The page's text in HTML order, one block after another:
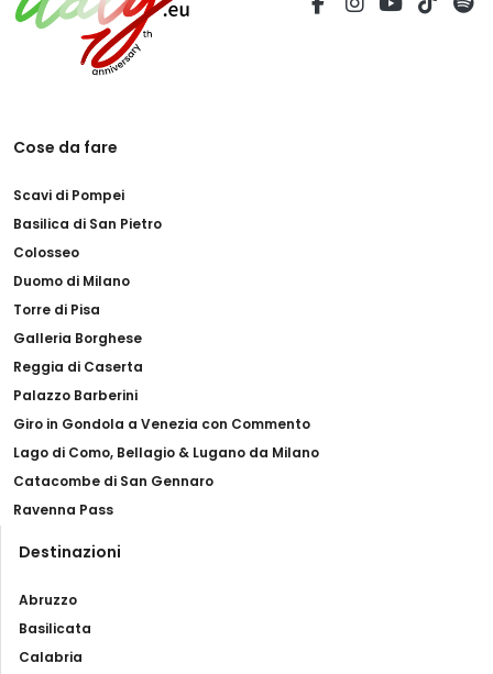
Cose da fare
Scavi di Pompei
Basilica di San Pietro
Colosseo
Duomo di Milano
Torre di Pisa
Galleria Borghese
Reggia di Caserta
Palazzo Barberini
Giro in Gondola a Venezia con Commento
Lago di Como, Bellagio & Lugano da Milano
Catacombe di San Gennaro
Ravenna Pass
Destinazioni
Abruzzo
Basilicata
Calabria